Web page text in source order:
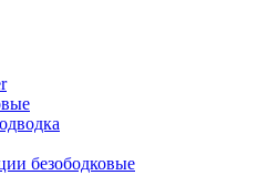
безободковые